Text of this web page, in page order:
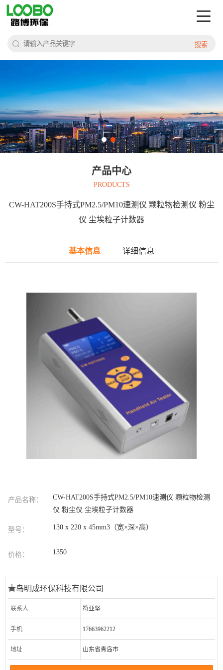
搜索
产品中心
PRODUCTS
CW-HAT200S手持式PM2.5/PM10速测仪 颗粒物检测仪 粉尘
仪 尘埃粒子计数器
基本信息 详细信息
产品名称：
CW-HAT200S手持式PM2.5/PM10速测仪 颗粒物检测
仪 粉尘仪 尘埃粒子计数器
型号： 130 x 220 x 45mm3（宽×深×高）
价格： 1350
青岛明成环保科技有限公司
联系人 符亚坚
手机 17663962212
地址 山东省青岛市